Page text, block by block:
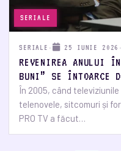
SERIALE
SERIALE · 25 IUNIE 2026
REVENIREA ANULUI
BUNI” SE ÎNTOARCE
În 2005, când
telenovele, sitcomuri și
PRO TV a făcut…